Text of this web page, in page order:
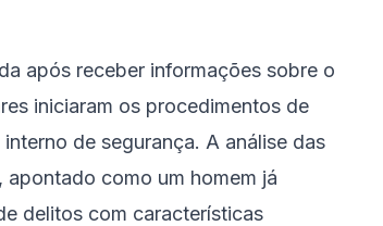
após receber informações sobre o
iniciaram os procedimentos de
de segurança. A análise das
como um homem já
delitos com características